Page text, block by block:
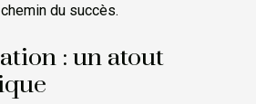
du succès.
: un atout